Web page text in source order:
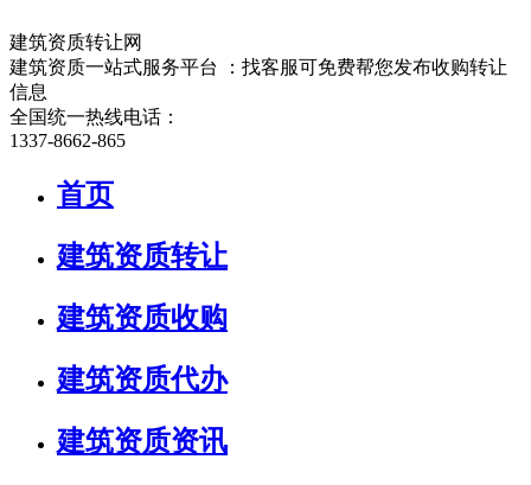
建筑资质转让网
建筑资质一站式服务平台 ：找客服可免费帮您发布收购转让
信息
全国统一热线电话：
1337-8662-865
首页
建筑资质转让
建筑资质收购
建筑资质代办
建筑资质资讯